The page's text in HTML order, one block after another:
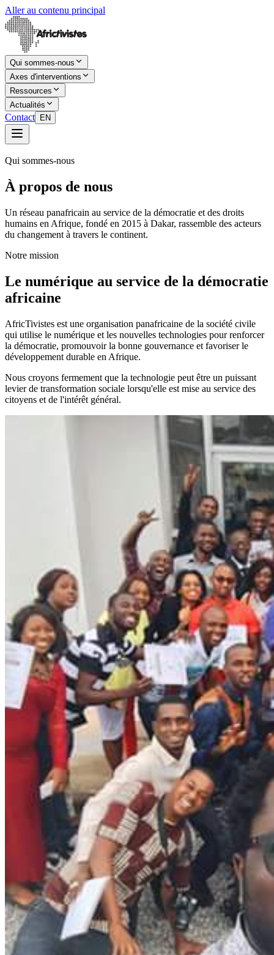
Aller au contenu principal
Qui sommes-nous
Axes d'interventions
Ressources
Actualités
Contact EN
Qui sommes-nous
À propos de nous
Un réseau panafricain au service de la démocratie et des droits
humains en Afrique, fondé en 2015 à Dakar, rassemble des acteurs
du changement à travers le continent.
Notre mission
Le numérique au service de la démocratie
africaine
AfricTivistes est une organisation panafricaine de la société civile
qui utilise le numérique et les nouvelles technologies pour renforcer
la démocratie, promouvoir la bonne gouvernance et favoriser le
développement durable en Afrique.
Nous croyons fermement que la technologie peut être un puissant
levier de transformation sociale lorsqu'elle est mise au service des
citoyens et de l'intérêt général.